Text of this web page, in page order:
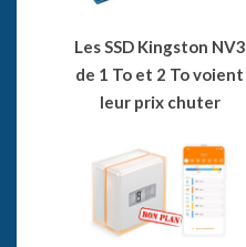
Les SSD Kingston NV3
de 1 To et 2 To voient
leur prix chuter